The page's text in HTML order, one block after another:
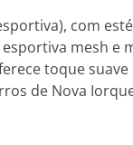
com
mesh e
toque
de Nova